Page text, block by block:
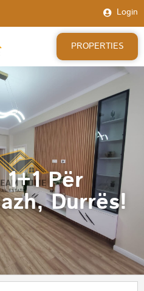
Login
PROPERTIES
Për
Durrës!